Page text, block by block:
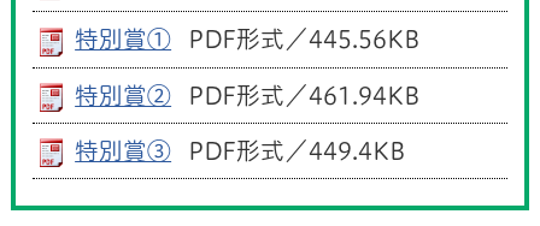
特別賞① PDF形式／445.56KB
特別賞② PDF形式／461.94KB
特別賞③ PDF形式／449.4KB